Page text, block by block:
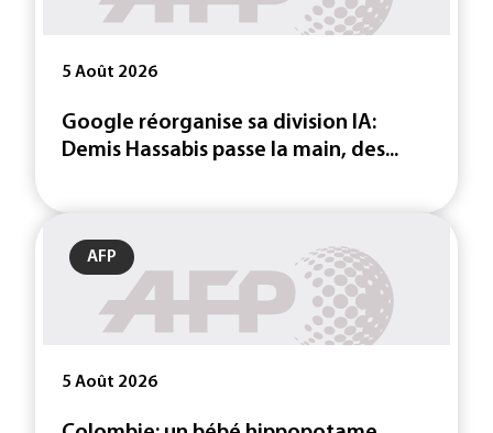
5 Août 2026
Google réorganise sa division IA:
Demis Hassabis passe la main, des...
AFP
5 Août 2026